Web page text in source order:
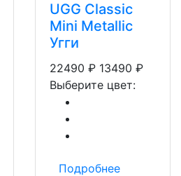
UGG Classic
Mini Metallic
Угги
22490 ₽ 13490 ₽
Выберите цвет:
Подробнее